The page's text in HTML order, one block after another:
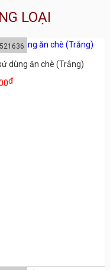
LOẠI
dùng ăn chè (Trắng)
đ